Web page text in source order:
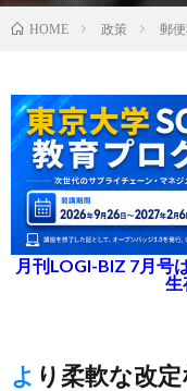
HOME 政策 郵
月刊LOGI-BIZ 7月号
生
より柔軟な改定など検討へ、来夏めどに答